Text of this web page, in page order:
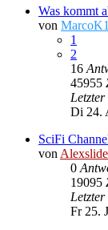
Was kommt
von
1
2
16
45955
Di 24.
SciFi
von
0
19095
Fr 25.